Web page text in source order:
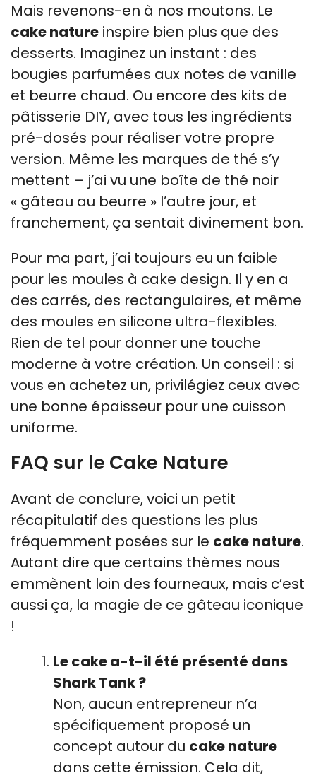
Mais revenons-en à nos moutons. Le
cake nature inspire bien plus que des
desserts. Imaginez un instant : des
bougies parfumées aux notes de vanille
et beurre chaud. Ou encore des kits de
pâtisserie DIY, avec tous les ingrédients
pré-dosés pour réaliser votre propre
version. Même les marques de thé s’y
mettent – j’ai vu une boîte de thé noir
« gâteau au beurre » l’autre jour, et
franchement, ça sentait divinement bon.
Pour ma part, j’ai toujours eu un faible
pour les moules à cake design. Il y en a
des carrés, des rectangulaires, et même
des moules en silicone ultra-flexibles.
Rien de tel pour donner une touche
moderne à votre création. Un conseil : si
vous en achetez un, privilégiez ceux avec
une bonne épaisseur pour une cuisson
uniforme.
FAQ sur le Cake Nature
Avant de conclure, voici un petit
récapitulatif des questions les plus
fréquemment posées sur le cake nature.
Autant dire que certains thèmes nous
emmènent loin des fourneaux, mais c’est
aussi ça, la magie de ce gâteau iconique
!
Le cake a-t-il été présenté dans
Shark Tank ?
Non, aucun entrepreneur n’a
spécifiquement proposé un
concept autour du cake nature
dans cette émission. Cela dit,